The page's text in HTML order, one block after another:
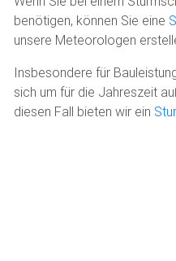
benötigen, können Sie eine
unsere Meteorologen
Insbesondere für
sich um für die Jahreszeit
diesen Fall bieten wir ein